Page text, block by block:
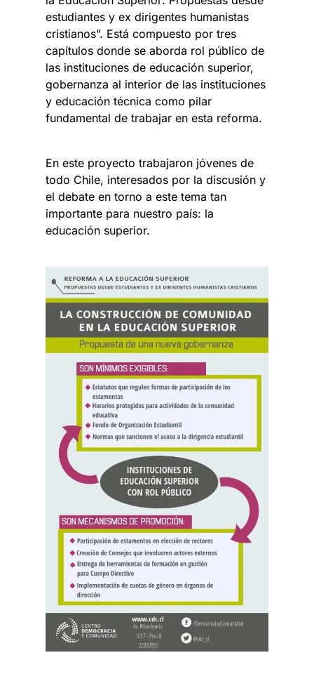
estudiantes y ex dirigentes humanistas
cristianos”. Está compuesto por tres
capítulos donde se aborda rol público de
las instituciones de educación superior,
gobernanza al interior de las instituciones
y educación técnica como pilar
fundamental de trabajar en esta reforma.
En este proyecto trabajaron jóvenes de
todo Chile, interesados por la discusión y
el debate en torno a este tema tan
importante para nuestro país: la
educación superior.